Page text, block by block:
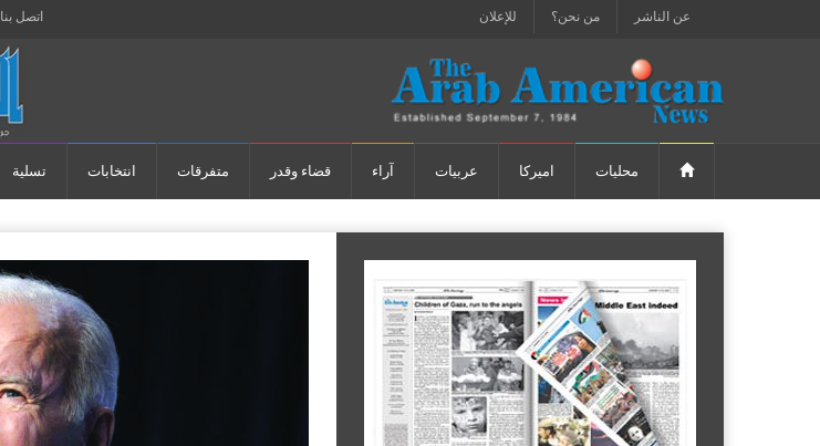
اتصل بنا عن الناشر من نحن؟ للإعلان
محليات اميركا عربيات آراء قضاء وقدر متفرقات انتخابات تسلية